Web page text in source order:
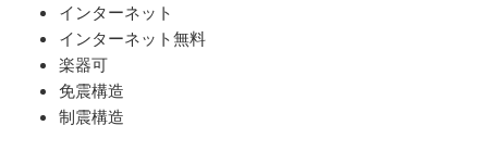
インターネット
インターネット無料
楽器可
免震構造
制震構造